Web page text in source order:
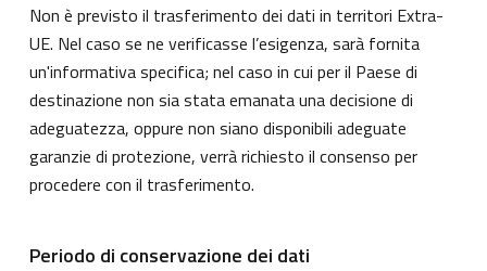
Non è previsto il trasferimento dei dati in territori Extra-
UE. Nel caso se ne verificasse l’esigenza, sarà fornita
un'informativa specifica; nel caso in cui per il Paese di
destinazione non sia stata emanata una decisione di
adeguatezza, oppure non siano disponibili adeguate
garanzie di protezione, verrà richiesto il consenso per
procedere con il trasferimento.
Periodo di conservazione dei dati